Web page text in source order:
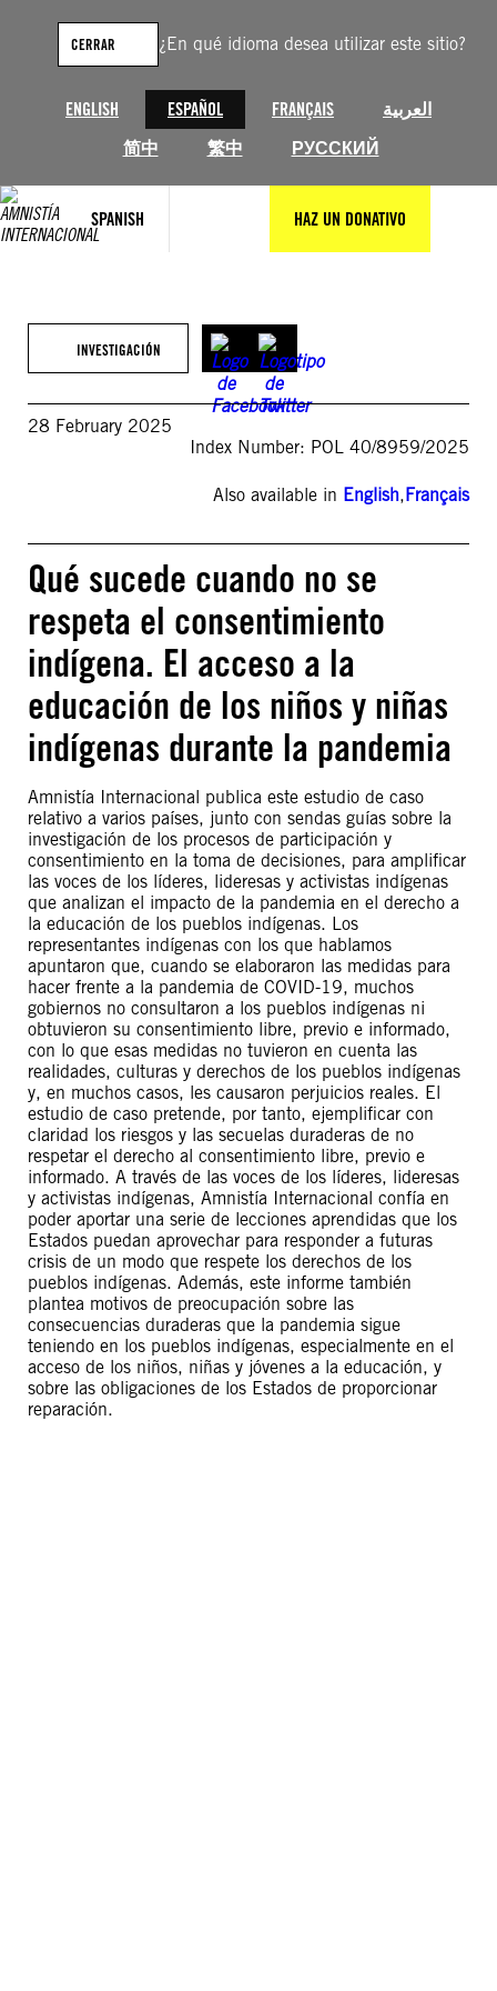
¿En qué idioma desea utilizar este sitio?
ENGLISH ESPAÑOL FRANÇAIS
العربية
简中
繁中 РУССКИЙ
CERRAR
SPANISH HAZ UN DONATIVO
contenido
INVESTIGACIÓN
28 February 2025
Index Number: POL 40/8959/2025
Also available in English,Français
Qué sucede cuando no se
respeta el consentimiento
indígena. El acceso a la
educación de los niños y niñas
indígenas durante la pandemia
Amnistía Internacional publica este estudio de caso
relativo a varios países, junto con sendas guías sobre la
investigación de los procesos de participación y
consentimiento en la toma de decisiones, para amplificar
las voces de los líderes, lideresas y activistas indígenas
que analizan el impacto de la pandemia en el derecho a
la educación de los pueblos indígenas. Los
representantes indígenas con los que hablamos
apuntaron que, cuando se elaboraron las medidas para
hacer frente a la pandemia de COVID-19, muchos
gobiernos no consultaron a los pueblos indígenas ni
obtuvieron su consentimiento libre, previo e informado,
con lo que esas medidas no tuvieron en cuenta las
realidades, culturas y derechos de los pueblos indígenas
y, en muchos casos, les causaron perjuicios reales. El
estudio de caso pretende, por tanto, ejemplificar con
claridad los riesgos y las secuelas duraderas de no
respetar el derecho al consentimiento libre, previo e
informado. A través de las voces de los líderes, lideresas
y activistas indígenas, Amnistía Internacional confía en
poder aportar una serie de lecciones aprendidas que los
Estados puedan aprovechar para responder a futuras
crisis de un modo que respete los derechos de los
pueblos indígenas. Además, este informe también
plantea motivos de preocupación sobre las
consecuencias duraderas que la pandemia sigue
teniendo en los pueblos indígenas, especialmente en el
acceso de los niños, niñas y jóvenes a la educación, y
sobre las obligaciones de los Estados de proporcionar
reparación.